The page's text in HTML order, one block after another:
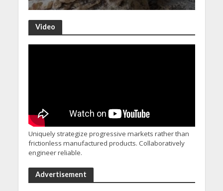
Video
Uniquely strategize progressive markets rather than
frictionless manufactured products. Collaboratively
engineer reliable.
Advertisement